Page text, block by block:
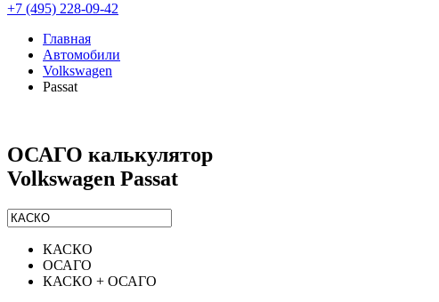
+7 (495) 228-09-42
Главная
Автомобили
Volkswagen
Passat
ОСАГО калькулятор
Volkswagen Passat
КАСКО
ОСАГО
КАСКО + ОСАГО